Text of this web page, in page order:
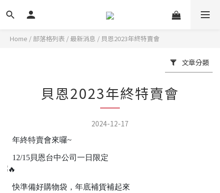
Home / 部落格列表 /最新消息 / 貝恩2023年終特賣會
文章分類
貝恩2023年終特賣會
2024-12-17
年終特賣會來囉~
12/15貝恩台中公司一日限定
快準備好購物袋，年底補貨補起來